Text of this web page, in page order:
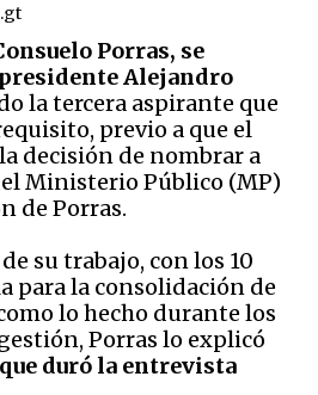
Porras, se
Alejandro
la tercera aspirante que
previo a que el
decisión de nombrar a
Ministerio Público (MP)
de Porras.
su trabajo, con los 10
para la consolidación de
lo hecho durante los
Porras lo explicó
duró la entrevista